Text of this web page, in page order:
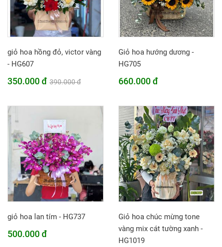
giỏ hoa hồng đỏ, victor vàng
- HG607
350.000 đ 390.000 đ
Giỏ hoa hướng dương -
HG705
660.000 đ
giỏ hoa lan tím - HG737
500.000 đ
Giỏ hoa chúc mừng tone
vàng mix cát tường xanh -
HG1019